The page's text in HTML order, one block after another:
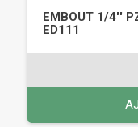
EMBOUT 1/4''
ED111